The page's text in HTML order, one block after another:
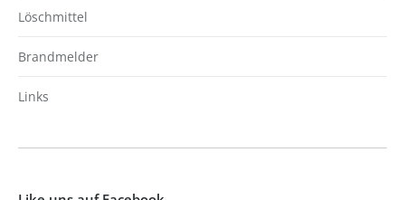
Löschmittel
Brandmelder
Links